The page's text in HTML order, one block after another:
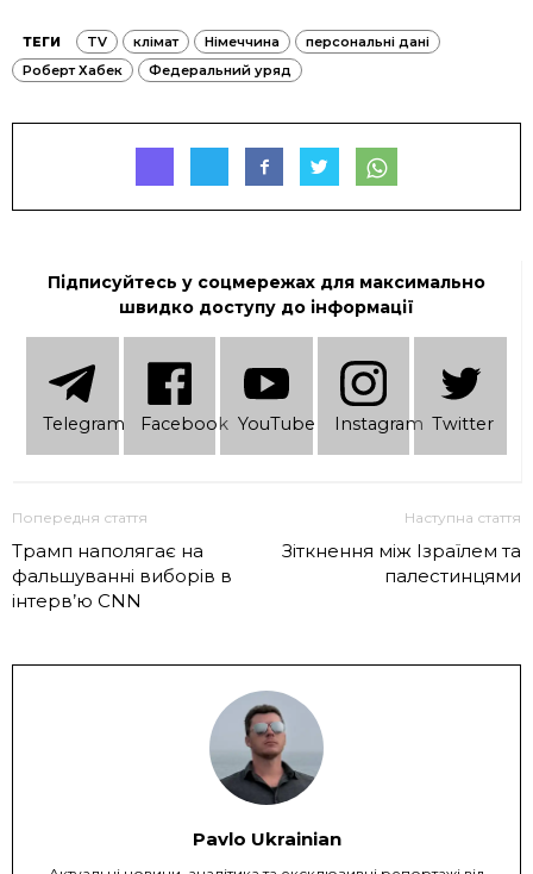
ТЕГИ TV клімат Німеччина
персональні дані
Роберт Хабек
Федеральний уряд
Підписуйтесь у соцмережах для максимально
швидко доступу до інформації
Telеgram Facebook YouTube Instagram Twitter
Попередня стаття
Трамп наполягає на
фальшуванні виборів в
інтерв’ю CNN
Наступна стаття
Зіткнення між Ізраїлем та
палестинцями
Pavlo Ukrainian